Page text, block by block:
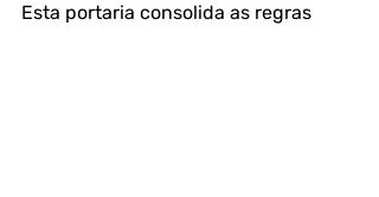
Esta portaria consolida as regras